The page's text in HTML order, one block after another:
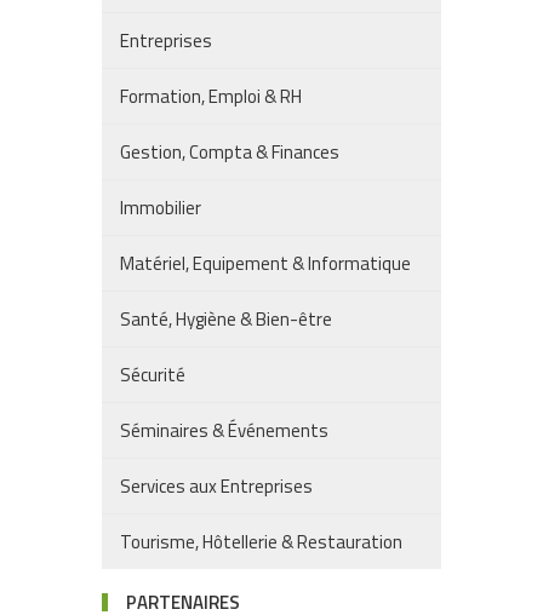
Entreprises
Formation, Emploi & RH
Gestion, Compta & Finances
Immobilier
Matériel, Equipement & Informatique
Santé, Hygiène & Bien-être
Sécurité
Séminaires & Événements
Services aux Entreprises
Tourisme, Hôtellerie & Restauration
PARTENAIRES